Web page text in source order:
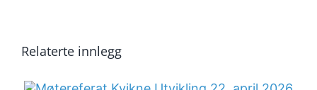
Relaterte innlegg